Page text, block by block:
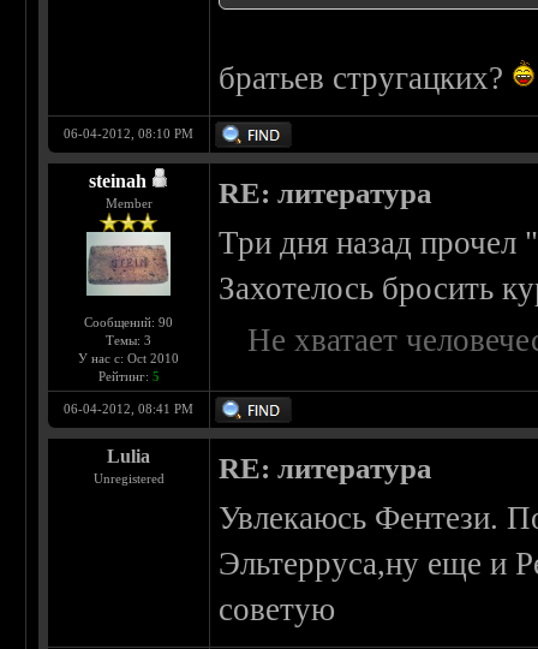
братьев стругацких?
06-04-2012, 08:10 PM
steinah
Member
Сообщений: 90
Темы: 3
У нас с: Oct 2010
Рейтинг: 5
RE: литература
Три дня назад
Захотелось бросить
Не хватает
06-04-2012, 08:41 PM
Lulia
Unregistered RE: литература
Увлекаюсь Фентези.
Эльтерруса,ну еще и
советую